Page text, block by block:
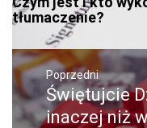
tłumaczenie?
Nawigacja
wpisuPoprzedni
Poprzedni
wpis:
Świętujcie
inaczej niż